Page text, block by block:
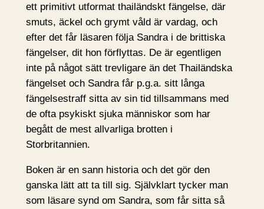
ett primitivt utformat thailändskt fängelse, där
smuts, äckel och grymt våld är vardag, och
efter det får läsaren följa Sandra i de brittiska
fängelser, dit hon förflyttas. De är egentligen
inte på något sätt trevligare än det Thailändska
fängelset och Sandra får p.g.a. sitt långa
fängelsestraff sitta av sin tid tillsammans med
de ofta psykiskt sjuka människor som har
begått de mest allvarliga brotten i
Storbritannien.
Boken är en sann historia och det gör den
ganska lätt att ta till sig. Självklart tycker man
som läsare synd om Sandra, som får sitta så